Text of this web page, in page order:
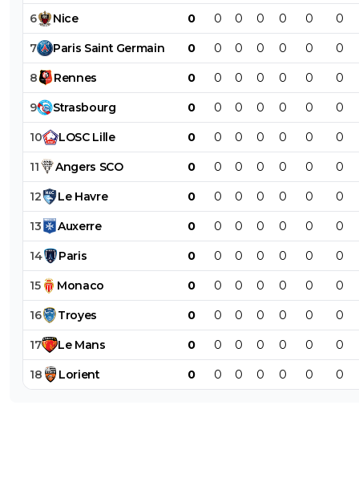
6 Nice 0 0 0 0 0 0 0
7 Paris Saint Germain 0 0 0 0 0 0 0
8 Rennes 0 0 0 0 0 0 0
9 Strasbourg 0 0 0 0 0 0 0
10 LOSC Lille 0 0 0 0 0 0 0
11 Angers SCO 0 0 0 0 0 0 0
12 Le Havre 0 0 0 0 0 0 0
13 Auxerre 0 0 0 0 0 0 0
14 Paris 0 0 0 0 0 0 0
15 Monaco 0 0 0 0 0 0 0
16 Troyes 0 0 0 0 0 0 0
17 Le Mans 0 0 0 0 0 0 0
18 Lorient 0 0 0 0 0 0 0